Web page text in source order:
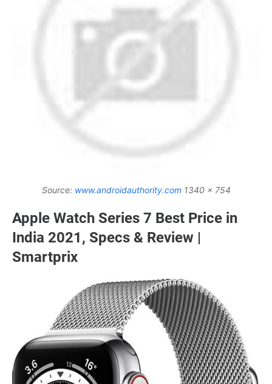
Source: www.androidauthority.com1340 x 754
Apple Watch Series 7 Best Price in
India 2021, Specs & Review |
Smartprix